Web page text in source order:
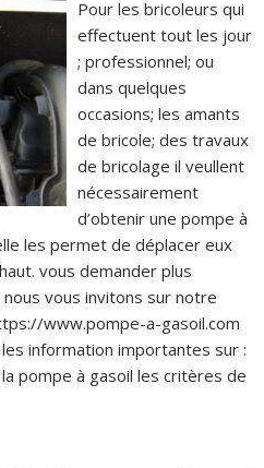
Pour les bricoleurs qui
effectuent tout les jour
; professionnel; ou
dans quelques
occasions; les amants
de bricole; des travaux
de bricolage il veullent
nécessairement
d’obtenir une pompe à
les permet de déplacer eux
vous demander plus
nous vous invitons sur notre
www.pompe-a-gasoil.com
information importantes sur :
pompe à gasoil les critères de